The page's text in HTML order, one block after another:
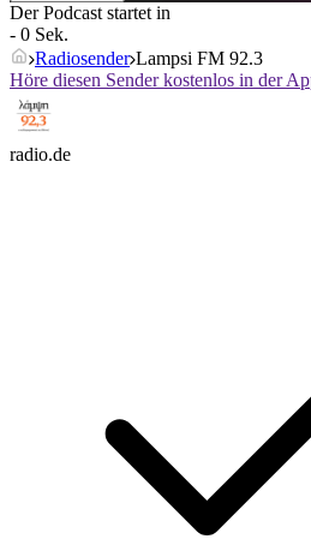
Der Podcast startet in
- 0 Sek.
Radiosender Lampsi FM 92.3
Höre diesen Sender kostenlos in der
radio.de